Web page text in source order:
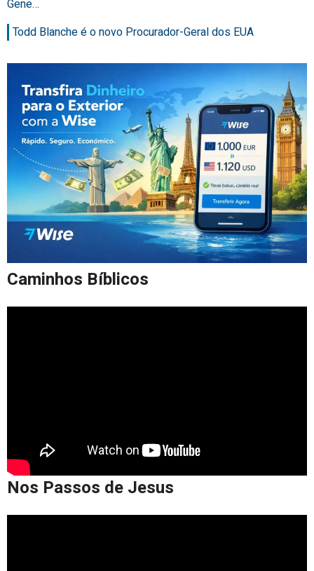
Gene…
Todd Blanche é o novo Procurador-Geral dos EUA
Caminhos Bíblicos
Nos Passos de Jesus